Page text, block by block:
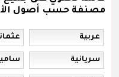
مصنفة حسب أصول
عربية
سريانية